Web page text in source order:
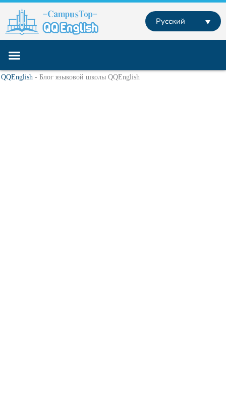
Перейти
содержимому
Русский
QQEnglish - Блог языковой школы QQEnglish